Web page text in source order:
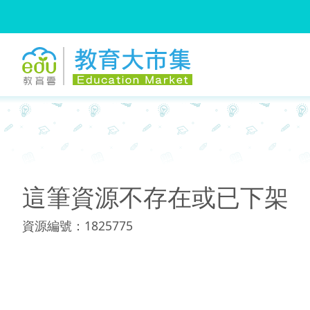
:::
這筆資源不存在或已下架
資源編號：1825775